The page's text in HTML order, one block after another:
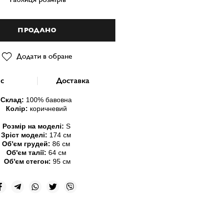
ПРОДАНО
Додати в обране
Доставка
Склад: 100% бавовна
Колір: коричневий
Розмір на моделі: S
Зріст моделі: 174 см
Об'єм грудей: 86 см
Об'єм талії: 64 см
Об'єм стегон: 95 см